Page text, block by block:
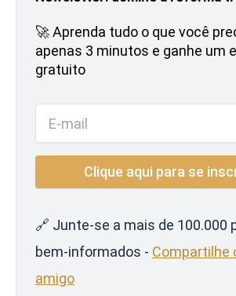
🚀 Aprenda tudo o que você
apenas 3 minutos e ganhe um
gratuito
🔗 Junte-se a mais de 100.000
bem-informados - Compartilhe
amigo